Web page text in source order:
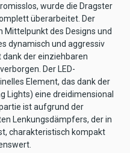
wurde die Dragster
überarbeitet. Der
Mittelpunkt des Designs und
dynamisch und aggressiv
dank der einziehbaren
Der LED-
Element, das dank der
Lights) eine dreidimensional
ist aufgrund der
Lenkungsdämpfers, der in
charakteristisch kompakt